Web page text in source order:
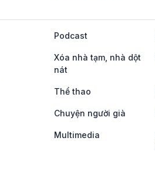
Podcast
Xóa nhà tạm, nhà dột
nát
Thể thao
Chuyện người già
Multimedia